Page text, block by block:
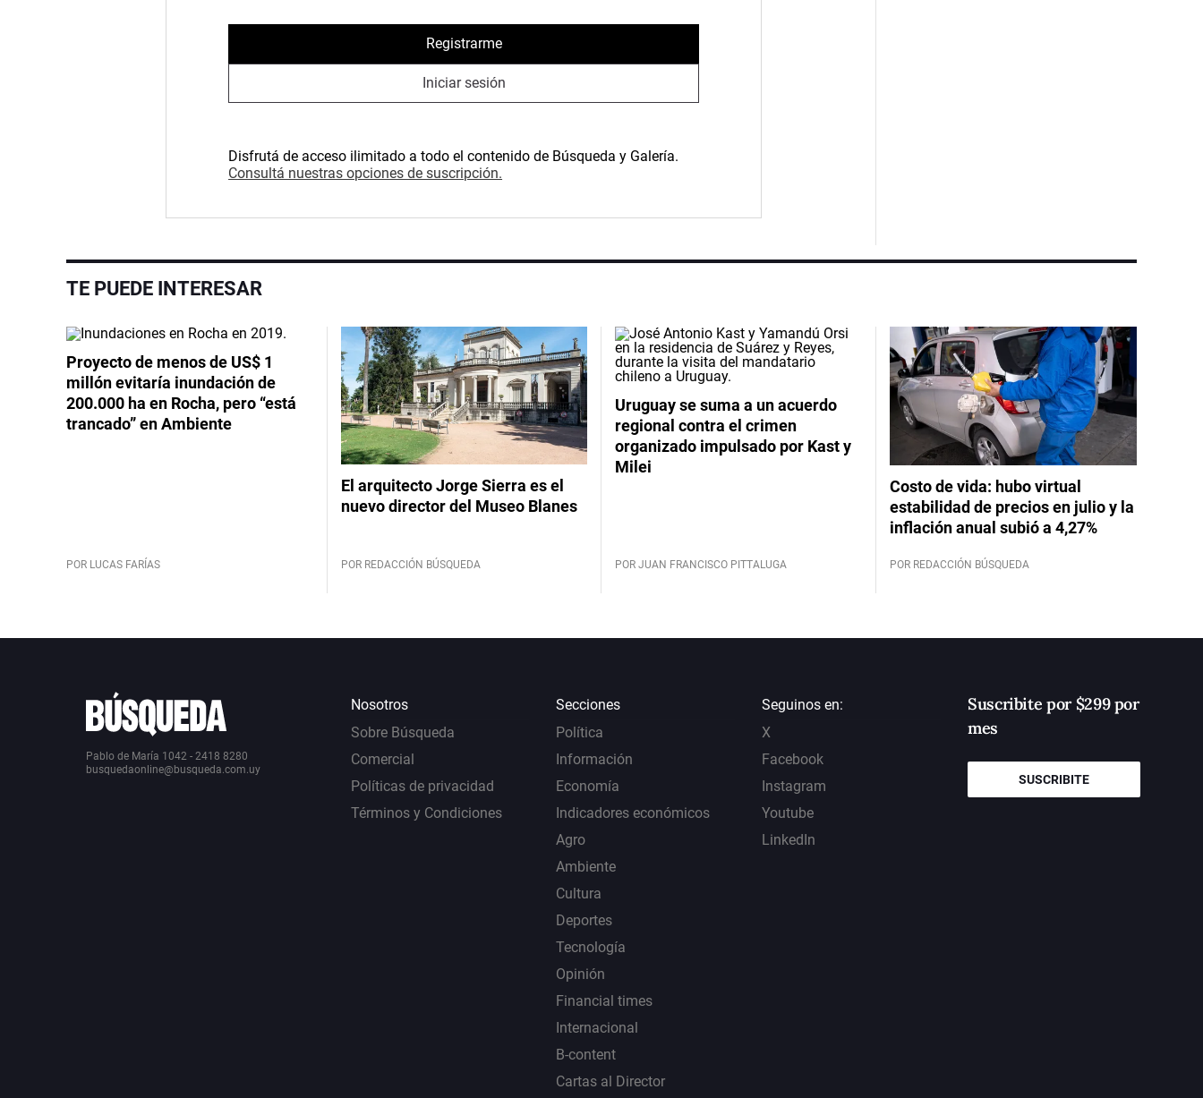
Registrarme
Iniciar sesión
Disfrutá de acceso ilimitado a todo el contenido de Búsqueda y Galería.
Consultá nuestras opciones de suscripción.
TE PUEDE INTERESAR
Proyecto de menos de US$ 1
millón evitaría inundación de
200.000 ha en Rocha, pero “está
trancado” en Ambiente
POR LUCAS FARÍAS
El arquitecto Jorge Sierra es el
nuevo director del Museo Blanes
POR REDACCIÓN BÚSQUEDA
Uruguay se suma a un acuerdo
regional contra el crimen
organizado impulsado por Kast y
Milei
POR JUAN FRANCISCO PITTALUGA
Costo de vida: hubo virtual
estabilidad de precios en julio y la
inflación anual subió a 4,27%
POR REDACCIÓN BÚSQUEDA
Pablo de María 1042 - 2418 8280
busquedaonline@busqueda.com.uy
Nosotros
Sobre Búsqueda
Comercial
Políticas de privacidad
Términos y Condiciones
Secciones
Política
Información
Economía
Indicadores económicos
Agro
Ambiente
Cultura
Deportes
Tecnología
Opinión
Financial times
Internacional
B-content
Cartas al Director
Seguinos en:
X
Facebook
Instagram
Youtube
LinkedIn
Suscribite por $299 por
mes
SUSCRIBITE